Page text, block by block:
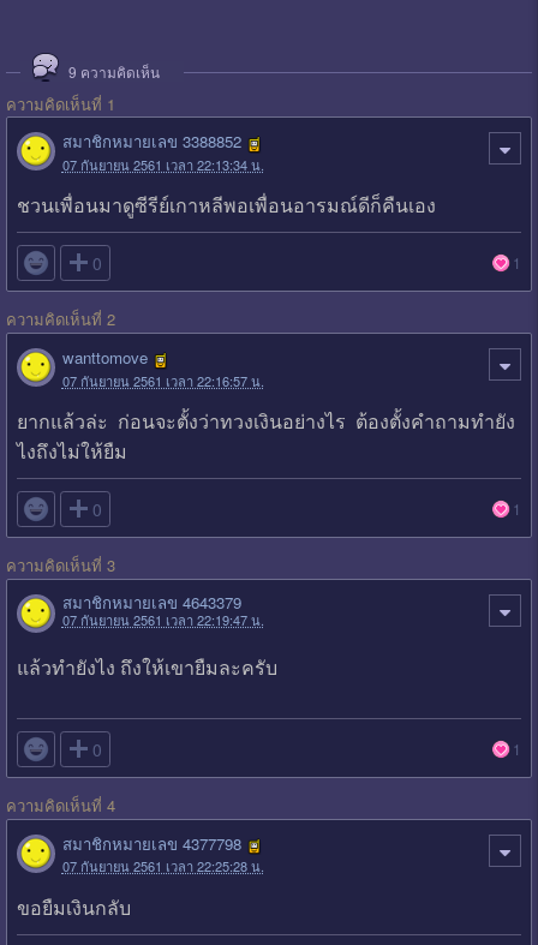
9 ความคิดเห็น
ความคิดเห็นที่ 1
สมาชิกหมายเลข 3388852
07 กันยายน 2561 เวลา 22:13:34 น.
ชวนเพื่อนมาดูซีรีย์เกาหลีพอเพื่อนอารมณ์ดีก็คืนเอง
 0 1
ความคิดเห็นที่ 2
wanttomove
07 กันยายน 2561 เวลา 22:16:57 น.
ยากแล้วล่ะ ก่อนจะตั้งว่าทวงเงินอย่างไร ต้องตั้งคำถามทำยัง
ไงถึงไม่ให้ยืม
 0 1
ความคิดเห็นที่ 3
สมาชิกหมายเลข 4643379
07 กันยายน 2561 เวลา 22:19:47 น.
แล้วทำยังไง ถึงให้เขายืมละครับ
 0 1
ความคิดเห็นที่ 4
สมาชิกหมายเลข 4377798
07 กันยายน 2561 เวลา 22:25:28 น.
ขอยืมเงินกลับ